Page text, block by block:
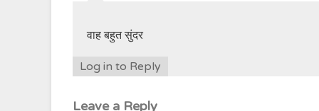
वाह बहुत सुंदर
Log in to Reply
Leave a Reply